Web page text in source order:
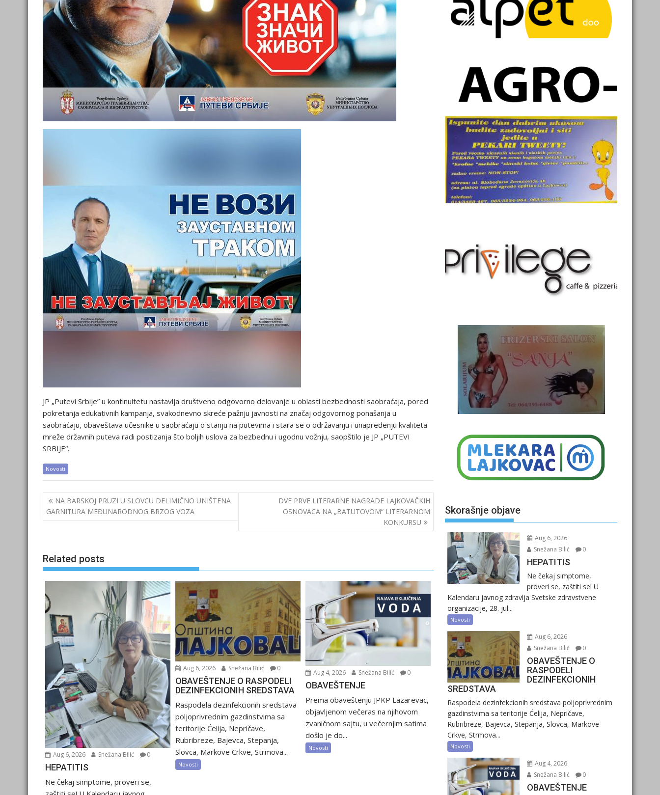
JP „Putevi Srbije” u kontinuitetu nastavlja društveno odgovorno delovanje u oblasti bezbednosti saobraćaja, pored
pokretanja edukativnih kampanja, svakodnevno skreće pažnju javnosti na značaj odgovornog ponašanja u
saobraćaju, obaveštava učesnike u saobraćaju o stanju na putevima i stara se o održavanju i unapređenju kvaliteta
mreže državnih puteva radi postizanja što boljih uslova za bezbednu i ugodnu vožnju, saopštilo je JP „PUTEVI
SRBIJE“.
Novosti
Post
navigation
NA BARSKOJ PRUZI U SLOVCU DELIMIČNO UNIŠTENA
GARNITURA MEĐUNARODNOG BRZOG VOZA
DVE PRVE LITERARNE NAGRADE LAJKOVAČKIH
OSNOVACA NA „BATUTOVOM“ LITERARNOM
KONKURSU
Related posts
Aug 6, 2026 Snežana Bilić 0
HEPATITIS
Ne čekaj simptome, proveri se,
Aug 6, 2026 Snežana Bilić 0
OBAVEŠTENJE O RASPODELI
DEZINFEKCIONIH SREDSTAVA
Raspodela dezinfekcionih sredstava
poljoprivrednim gazdinstvima sa
teritorije Ćelija, Nepričave,
Rubribreze, Bajevca, Stepanja,
Slovca, Markove Crkve, Strmova...
Novosti
Aug 4, 2026 Snežana Bilić 0
OBAVEŠTENJE
Prema obaveštenju JPKP Lazarevac,
objavljenom večeras na njihovom
zvaničnom sajtu, u večernjim satima
došlo je do...
Novosti
Skorašnje objave
Aug 6, 2026
Snežana Bilić
0
HEPATITIS
Ne čekaj simptome,
proveri se, zaštiti se! U
Kalendaru javnog zdravlja Svetske zdravstvene
organizacije, 28. jul...
Novosti
Aug 6, 2026
Snežana Bilić
0
OBAVEŠTENJE O
RASPODELI
DEZINFEKCIONIH
SREDSTAVA
Raspodela dezinfekcionih sredstava poljoprivrednim
gazdinstvima sa teritorije Ćelija, Nepričave,
Rubribreze, Bajevca, Stepanja, Slovca, Markove
Crkve, Strmova...
Novosti
Aug 4, 2026
Snežana Bilić
0
OBAVEŠTENJE